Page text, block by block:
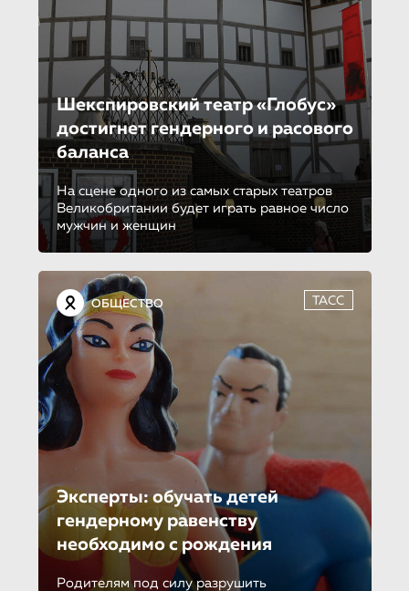
Шекспировский театр «Глобус»
достигнет гендерного и расового
баланса
На сцене одного из самых старых театров
Великобритании будет играть равное число
мужчин и женщин
ОБЩЕСТВО ТАСС
Эксперты: обучать детей
гендерному равенству
необходимо с рождения
Родителям под силу разрушить